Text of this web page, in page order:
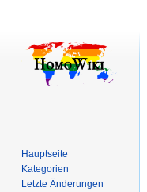
Hauptseite
Kategorien
Letzte Änderungen